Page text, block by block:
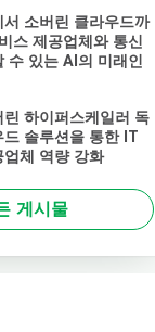
소버린 클라우드까
스 제공업체와 통신
수 있는 AI의 미래인
린 하이퍼스케일러 독
드 솔루션을 통한 IT
체 역량 강화
게시물